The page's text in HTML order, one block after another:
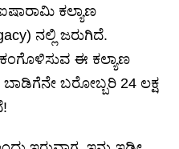
ಕಲ್ಯಾಣ
ನಲ್ಲಿ ಜರುಗಿದೆ.
ಈ ಕಲ್ಯಾಣ
ಬರೋಬ್ಬರಿ 24 ಲಕ್ಷ